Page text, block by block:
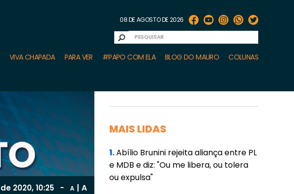
08 DE AGOSTO DE 2026
VIVA CHAPADA PARA VER #PAPO COM ELA BLOG DO MAURO COLUNAS
de 2020, 10:25 - A A
MAIS LIDAS
1.Abílio Brunini rejeita aliança entre PL
e MDB e diz: "Ou me libera, ou tolera
ou expulsa"